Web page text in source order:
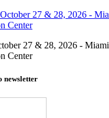
27 & 28, 2026 - Miami
Center
newsletter